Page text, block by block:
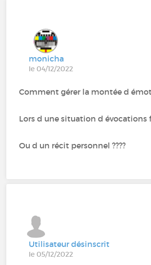
monicha
le 04/12/2022
Comment gérer la montée d
Lors d une situation d évocations
Ou d un récit personnel ????
Utilisateur désinscrit
le 05/12/2022